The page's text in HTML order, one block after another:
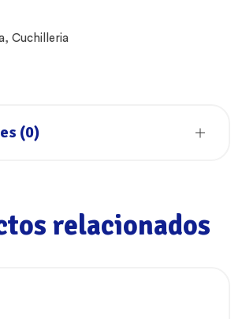
, Cuchilleria
(0)
relacionados